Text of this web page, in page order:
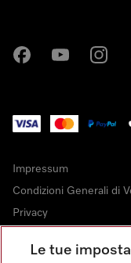
Impressum
Condizioni Generali di
Privacy
Dichiarazione di
Le tue